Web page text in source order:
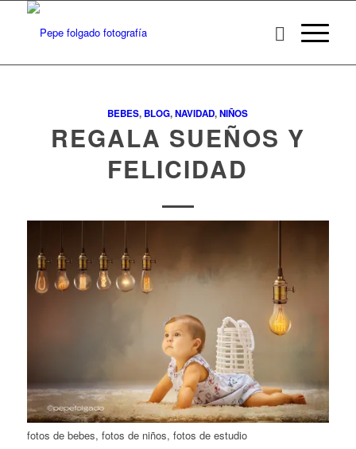
BEBES, BLOG,NAVIDAD,NIÑOS
REGALA SUEÑOS Y
FELICIDAD
fotos de bebes, fotos de niños, fotos de estudio